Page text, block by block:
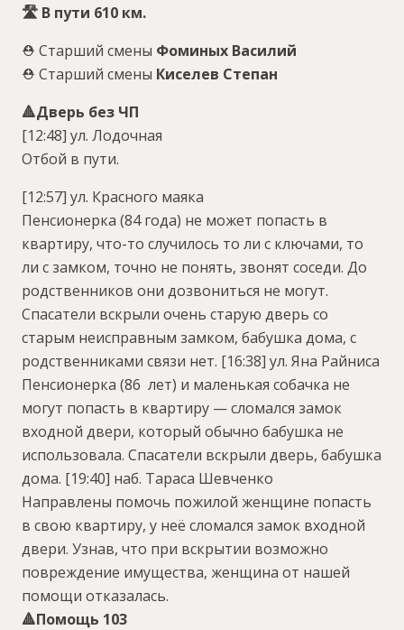
🛣 В пути 610 км.
⛑ Старший смены Фоминых Василий
⛑ Старший смены Киселев Степан
🔺Дверь без ЧП
[12:48] ул. Лодочная
Отбой в пути.
[12:57] ул. Красного маяка
Пенсионерка (84 года) не может попасть в
квартиру, что-то случилось то ли с ключами, то
ли с замком, точно не понять, звонят соседи. До
родственников они дозвониться не могут.
Спасатели вскрыли очень старую дверь со
старым неисправным замком, бабушка дома, с
родственниками связи нет. [16:38] ул. Яна Райниса
Пенсионерка (86 лет) и маленькая собачка не
могут попасть в квартиру — сломался замок
входной двери, который обычно бабушка не
использовала. Спасатели вскрыли дверь, бабушка
дома. [19:40] наб. Тараса Шевченко
Направлены помочь пожилой женщине попасть
в свою квартиру, у неё сломался замок входной
двери. Узнав, что при вскрытии возможно
повреждение имущества, женщина от нашей
помощи отказалась.
🔺Помощь 103